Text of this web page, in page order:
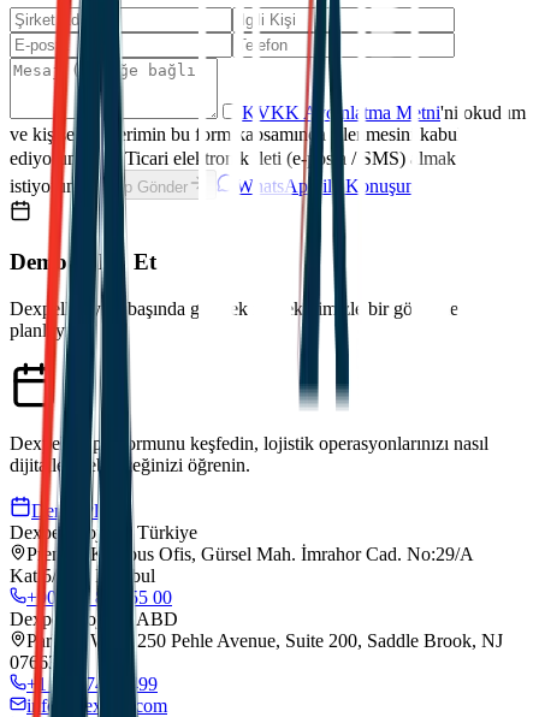
KVKK Aydınlatma Metni'ni okudum
ve kişisel verilerimin bu form kapsamında işlenmesini kabul
ediyorum.
*
Ticari elektronik ileti (e-posta / SMS) almak
istiyorum.
Talep Gönder WhatsApp ile Konuşun
Demo Talep Et
Dexpell.ai'yi iş başında görmek için ekibimizle bir görüşme
planlayın.
Dexpell.ai platformunu keşfedin, lojistik operasyonlarınızı nasıl
dijitalleştirebileceğinizi öğrenin.
Demo Planla
Dexpell Lojistik Türkiye
Premier Kampus Ofis, Gürsel Mah. İmrahor Cad. No:29/A
Kat:5/173, İstanbul
+90 212 852 55 00
Dexpell Lojistik ABD
Park 80 West, 250 Pehle Avenue, Suite 200, Saddle Brook, NJ
07663
+1 201 744 2499
info@dexpell.com